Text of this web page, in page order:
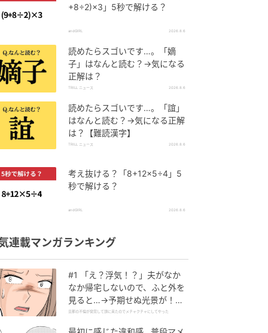
+8÷2)×3」5秒で解ける？
andGIRL 2026.8.6
読めたらスゴいです…。「嫡
子」はなんと読む？→気になる
正解は？
TRILL ニュース 2026.8.6
読めたらスゴいです…。「誼」
はなんと読む？→気になる正解
は？【難読漢字】
TRILL ニュース 2026.8.6
考え抜ける？「8+12×5÷4」5
秒で解ける？
andGIRL 2026.8.6
連載マンガランキング
#1 「え？浮気！？」夫がなか
なか帰宅しないので、ふと外を
見ると…→予期せぬ光景が！｜
旦那の不倫が発覚して頭に来た
旦那の不倫が発覚して頭に来たのでメチャクチャにしてやった